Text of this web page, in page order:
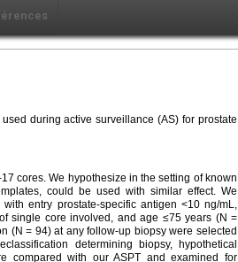
during active surveillance (AS) for prostate
cores. We hypothesize in the setting of known
could be used with similar effect. We
entry prostate-specific antigen <10 ng/mL,
single core involved, and age ≤75 years (N =
(N = 94) at any follow-up biopsy were selected
determining biopsy, hypothetical
compared with our ASPT and examined for